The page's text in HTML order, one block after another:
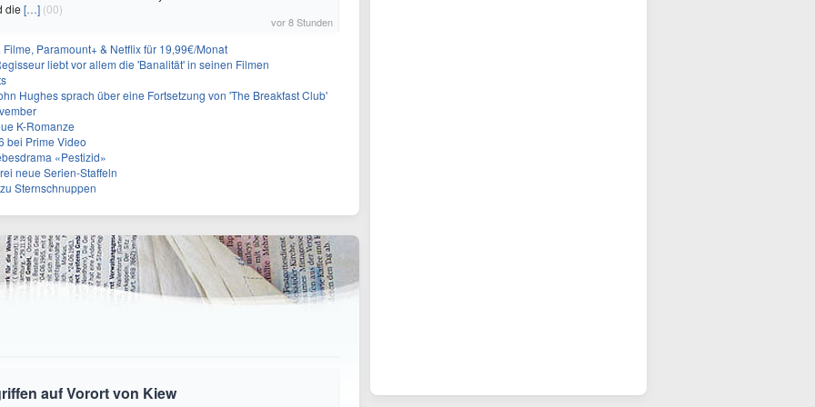
die […] (00)
vor 8 Stunden
Paramount+ & Netflix für 19,99€/Monat
liebt vor allem die 'Banalität' in seinen Filmen
Hughes sprach über eine Fortsetzung von 'The Breakfast Club'
K-Romanze
bei Prime Video
«Pestizid»
neue Serien-Staffeln
Sternschnuppen
auf Vorort von Kiew